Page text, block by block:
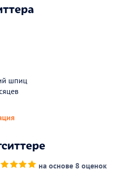
шпиц
на основе 8 оценок